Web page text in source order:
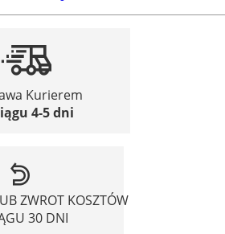
Kurierem
4-5 dni
ZWROT KOSZTÓW
30 DNI